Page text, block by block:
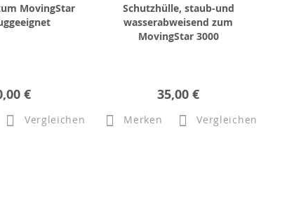
MovingStar
€
Vergleichen
Schutzhülle, staub-und
wasserabweisend zum
MovingStar 3000
35,00 €
Merken Vergleichen